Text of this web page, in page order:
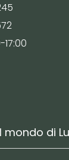
mondo di